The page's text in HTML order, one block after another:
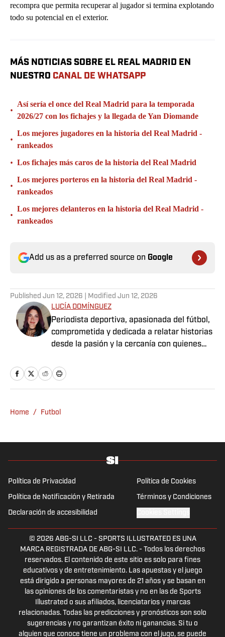
recompra que permita recuperar al jugador si termina explotando
todo su potencial en el exterior.
MÁS NOTICIAS SOBRE EL REAL MADRID EN
NUESTRO CANAL DE WHATSAPP
•
Así sería el once del Real Madrid para la temporada
2026/27 con los fichajes y la llegada de Yan Diomande
•
Los mejores jugadores en la historia del Real Madrid -
rankeados
• Los fichajes más caros de la historia del Real Madrid
•
Los mejores porteros en la historia del Real Madrid -
rankeados
•
Los mejores delanteros en la historia del Real Madrid -
rankeados
Add us as a preferred source on Google
Published Jun 12, 2026 | Modified Jun 12, 2026
LUCÍA DOMÍNGUEZ
Periodista deportiva, apasionada del fútbol,
comprometida y dedicada a relatar historias
desde la pasión y la cercanía con quienes
Home / Futbol
Política de Privacidad Política de Cookies
Política de Notificación y Retirada Términos y Condiciones
Declaración de accesibilidad
© 2026 ABG-SI LLC - SPORTS ILLUSTRATED ES UNA
MARCA REGISTRADA DE ABG-SI LLC. - Todos los derechos
reservados. El contenido de este sitio es solo para fines
educativos y de entretenimiento. Las apuestas y el juego
está dirigido a personas mayores de 21 años y se basan en
las opiniones de los comentaristas y no en las de Sports
Illustrated o sus afiliados, licenciatarios y marcas
relacionadas. Todas las predicciones y pronósticos son solo
sugerencias y no garantizan éxito ni ganancias. Si tu o
alguien que conoce tiene un problema con el jugo, se puede